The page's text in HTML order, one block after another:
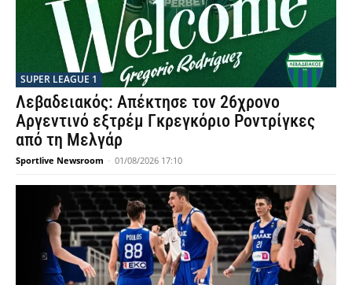
SUPER LEAGUE 1
Λεβαδειακός: Απέκτησε τον 26χρονο
Αργεντινό εξτρέμ Γκρεγκόριο Ροντρίγκες
από τη Μελγάρ
Sportlive Newsroom - 01/08/2026 17:10